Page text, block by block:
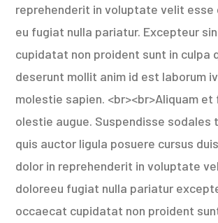
reprehenderit in voluptate velit esse
eu fugiat nulla pariatur. Excepteur
cupidatat non proident sunt in culpa
deserunt mollit anim id est laborum
molestie sapien. <br><br>Aliquam
olestie augue. Suspendisse sodales
quis auctor ligula posuere cursus
dolor in reprehenderit in voluptate
doloreeu fugiat nulla pariatur
occaecat cupidatat non proident